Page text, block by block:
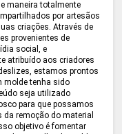
maneira totalmente
por artesãos
criações. Através de
provenientes de
social, e
atribuído aos criadores
estamos prontos
molde tenha sido
seja utilizado
para que possamos
remoção do material
objetivo é fomentar